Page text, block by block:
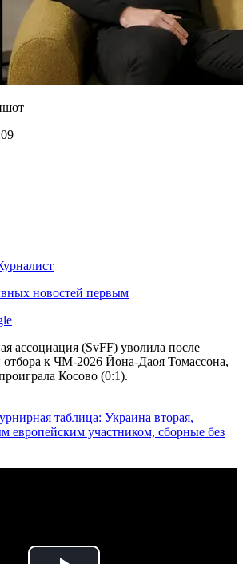
новостей первым
ассоциация (SvFF) уволила после
отбора к ЧМ-2026 Йона-Даоя Томассона,
Косово (0:1).
таблица: Украина вторая,
европейским участником, сборные без